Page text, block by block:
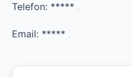
Telefon: *****
Email: *****